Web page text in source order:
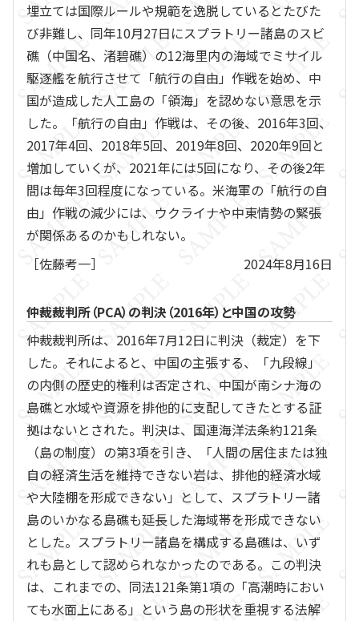
埋立ては国際ルールや規範を逸脱しているとたびた
び非難し、同年10月27日にスプラトリー諸島のスビ
礁（中国名、渚碧礁）の12海里内の海域でミサイル
駆逐艦を航行させて「航行の自由」作戦を始め、中
国が造成した人工島の「領海」を認めない意思を示
した。「航行の自由」作戦は、その後、2016年3回、
2017年4回、2018年5回、2019年8回、2020年9回と
増加していくが、2021年には5回になり、その後2年
間は毎年3回程度になっている。米海軍の「航行の自
由」作戦の減少には、ウクライナや中東情勢の緊張
が関係あるのかもしれない。
［佐藤考一］
2024年8月16日
仲裁裁判所（PCA）の判決（2016年）と中国の攻勢
仲裁裁判所は、2016年7月12日に判決（裁定）を下
した。それによると、中国の主張する、「九段線」
の内側の歴史的権利は否定され、中国が南シナ海の
島礁と水域や資源を排他的に支配してきたとする証
拠はないとされた。判決は、国連海洋法条約121条
（島の制度）の第3項を引き、「人間の居住または独
自の経済生活を維持できない岩は、排他的経済水域
や大陸棚を形成できない」として、スプラトリー諸
島のいかなる島礁も延長した海域帯を形成できない
とした。スプラトリー諸島を構成する島礁は、いず
れも島として認められなかったのである。この判決
は、これまでの、同法121条第1項の「高潮時におい
ても水面上にある」という島の形状を重視する法解